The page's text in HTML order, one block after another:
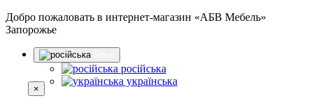
Добро пожаловать в интернет-магазин «АБВ Мебель»
Запорожье
російська
українська
×